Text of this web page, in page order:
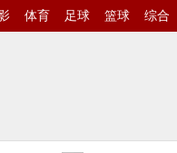
体育 足球 篮球 综合